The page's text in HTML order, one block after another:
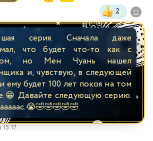
2
серия. Сначала даже
что будет что-то как с
но Мен Чуань нашел
и, чувствую, в следующей
ему будет 100 лет покоя на том
Давайте следующую серию.
15:17